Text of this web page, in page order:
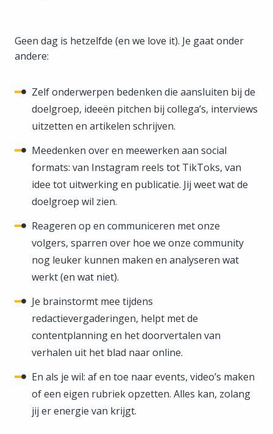
Geen dag is hetzelfde (en we love it). Je gaat onder
andere:
Zelf onderwerpen bedenken die aansluiten bij de
doelgroep, ideeën pitchen bij collega’s, interviews
uitzetten en artikelen schrijven.
Meedenken over en meewerken aan social
formats: van Instagram reels tot TikToks, van
idee tot uitwerking en publicatie. Jij weet wat de
doelgroep wil zien.
Reageren op en communiceren met onze
volgers, sparren over hoe we onze community
nog leuker kunnen maken en analyseren wat
werkt (en wat niet).
Je brainstormt mee tijdens
redactievergaderingen, helpt met de
contentplanning en het doorvertalen van
verhalen uit het blad naar online.
En als je wil: af en toe naar events, video’s maken
of een eigen rubriek opzetten. Alles kan, zolang
jij er energie van krijgt.